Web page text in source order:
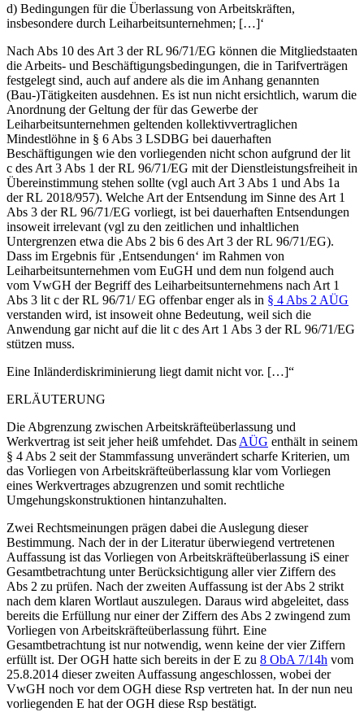
d) Bedingungen für die Überlassung von Arbeitskräften,
insbesondere durch Leiharbeitsunternehmen; […]‘
Nach Abs 10 des Art 3 der RL 96/71/EG können die Mitgliedstaaten
die Arbeits- und Beschäftigungsbedingungen, die in Tarifverträgen
festgelegt sind, auch auf andere als die im Anhang genannten
(Bau-)Tätigkeiten ausdehnen. Es ist nun nicht ersichtlich, warum die
Anordnung der Geltung der für das Gewerbe der
Leiharbeitsunternehmen geltenden kollektivvertraglichen
Mindestlöhne in § 6 Abs 3 LSDBG bei dauerhaften
Beschäftigungen wie den vorliegenden nicht schon aufgrund der lit
c des Art 3 Abs 1 der RL 96/71/EG mit der Dienstleistungsfreiheit in
Übereinstimmung stehen sollte (vgl auch Art 3 Abs 1 und Abs 1a
der RL 2018/957). Welche Art der Entsendung im Sinne des Art 1
Abs 3 der RL 96/71/EG vorliegt, ist bei dauerhaften Entsendungen
insoweit irrelevant (vgl zu den zeitlichen und inhaltlichen
Untergrenzen etwa die Abs 2 bis 6 des Art 3 der RL 96/71/EG).
Dass im Ergebnis für ‚Entsendungen‘ im Rahmen von
Leiharbeitsunternehmen vom EuGH und dem nun folgend auch
vom VwGH der Begriff des Leiharbeitsunternehmens nach Art 1
Abs 3 lit c der RL 96/71/ EG offenbar enger als in § 4 Abs 2 AÜG
verstanden wird, ist insoweit ohne Bedeutung, weil sich die
Anwendung gar nicht auf die lit c des Art 1 Abs 3 der RL 96/71/EG
stützen muss.
Eine Inländerdiskriminierung liegt damit nicht vor. […]“
ERLÄUTERUNG
Die Abgrenzung zwischen Arbeitskräfteüberlassung und
Werkvertrag ist seit jeher heiß umfehdet. Das AÜG enthält in seinem
§ 4 Abs 2 seit der Stammfassung unverändert scharfe Kriterien, um
das Vorliegen von Arbeitskräfteüberlassung klar vom Vorliegen
eines Werkvertrages abzugrenzen und somit rechtliche
Umgehungskonstruktionen hintanzuhalten.
Zwei Rechtsmeinungen prägen dabei die Auslegung dieser
Bestimmung. Nach der in der Literatur überwiegend vertretenen
Auffassung ist das Vorliegen von Arbeitskräfteüberlassung iS einer
Gesamtbetrachtung unter Berücksichtigung aller vier Ziffern des
Abs 2 zu prüfen. Nach der zweiten Auffassung ist der Abs 2 strikt
nach dem klaren Wortlaut auszulegen. Daraus wird abgeleitet, dass
bereits die Erfüllung nur einer der Ziffern des Abs 2 zwingend zum
Vorliegen von Arbeitskräfteüberlassung führt. Eine
Gesamtbetrachtung ist nur notwendig, wenn keine der vier Ziffern
erfüllt ist. Der OGH hatte sich bereits in derE zu 8 ObA 7/14h vom
25.8.2014 dieser zweiten Auffassung angeschlossen, wobei der
VwGH noch vor dem OGH diese Rsp vertreten hat. In der nun neu
vorliegenden E hat der OGH diese Rsp bestätigt.